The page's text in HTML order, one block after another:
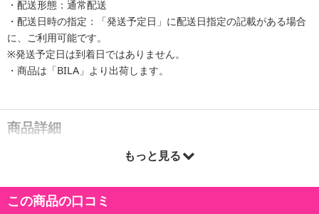
・配送形態：通常配送
・配送日時の指定：「発送予定日」に配送日指定の記載がある場合
に、ご利用可能です。
※発送予定日は到着日ではありません。
・商品は「BILA」より出荷します。
商品詳細
もっと見る
この商品の口コミ